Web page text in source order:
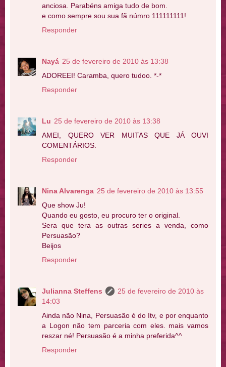
anciosa. Parabéns amiga tudo de bom.
e como sempre sou sua fã númro 111111111!
Responder
Nayá 25 de fevereiro de 2010 às 13:38
ADOREEI! Caramba, quero tudoo. *-*
Responder
Lu 25 de fevereiro de 2010 às 13:38
AMEI, QUERO VER MUITAS QUE JÁ OUVI
COMENTÁRIOS.
Responder
Nina Alvarenga 25 de fevereiro de 2010 às 13:55
Que show Ju!
Quando eu gosto, eu procuro ter o original.
Sera que tera as outras series a venda, como
Persuasão?
Beijos
Responder
Julianna Steffens
25 de fevereiro de 2010 às
14:03
Ainda não Nina, Persuasão é do Itv, e por enquanto
a Logon não tem parceria com eles. mais vamos
reszar né! Persuasão é a minha preferida^^
Responder